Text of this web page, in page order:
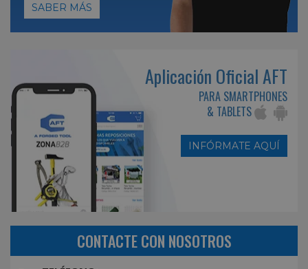
SABER MÁS
Aplicación Oficial AFT
PARA SMARTPHONES
& TABLETS
INFÓRMATE AQUÍ
CONTACTE CON NOSOTROS